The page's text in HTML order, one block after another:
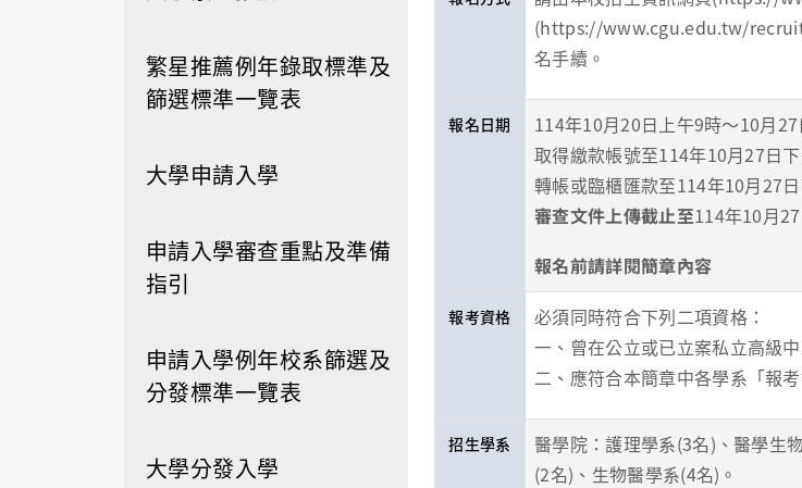
繁星推薦例年錄取標準及
篩選標準一覽表
大學申請入學
申請入學審查重點及準備
指引
申請入學例年校系篩選及
分發標準一覽表
大學分發入學
(https://www.cgu.edu.tw/
名手續。
報名日期
114年10月20日上午9時～10月
取得繳款帳號至114年10月27日
轉帳或臨櫃匯款至114年10月27
審查文件上傳截止至114年10月
報名前請詳閱簡章內容
報考資格
必須同時符合下列二項資格：
一、曾在公立或已立案私立高級
二、應符合本簡章中各學系「報
招生學系
醫學院：護理學系(3名)、醫學生
(2名)、生物醫學系(4名)。